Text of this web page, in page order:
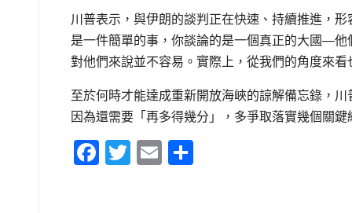
川普表示，與伊朗的談判正在快速、持續推進，
是一件簡單的事，你談論的是一個真正的大國—
對他們來說並不容易。實際上，從我們的角度來
至於何時才能達成重新開放海峽的諒解備忘錄，
因為還需要「再多得幾分」，多爭取落實幾個關鍵
F
T
E